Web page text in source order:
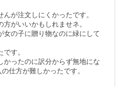
が注文しにくかったです。
がいいかもしれませネ。
女の子に贈り物なのに緑にして
す。
かったのに訳分からず無地にな
仕方が難しかったです。